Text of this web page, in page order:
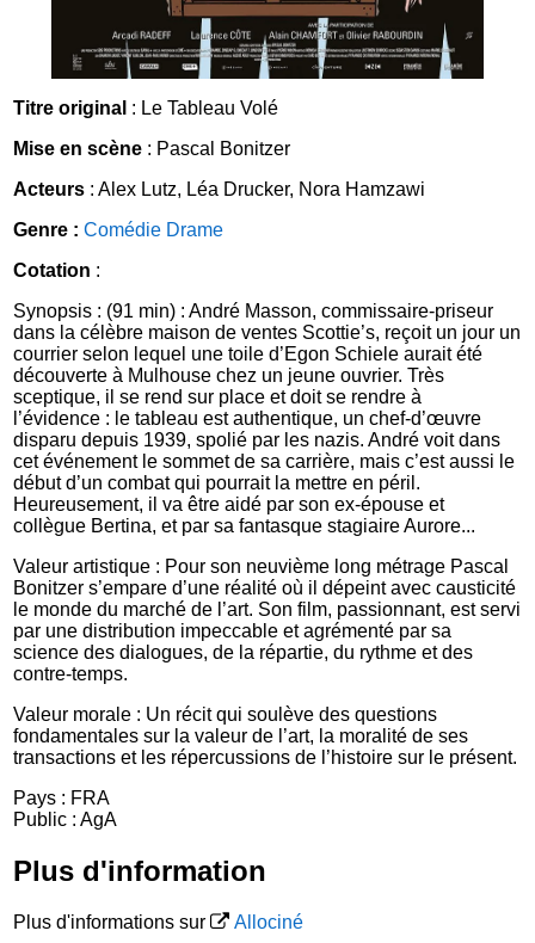
Titre original : Le Tableau Volé
Mise en scène : Pascal Bonitzer
Acteurs : Alex Lutz, Léa Drucker, Nora Hamzawi
Genre : Comédie Drame
Cotation :
Synopsis : (91 min) : André Masson, commissaire-priseur
dans la célèbre maison de ventes Scottie’s, reçoit un jour un
courrier selon lequel une toile d’Egon Schiele aurait été
découverte à Mulhouse chez un jeune ouvrier. Très
sceptique, il se rend sur place et doit se rendre à
l’évidence : le tableau est authentique, un chef-d’œuvre
disparu depuis 1939, spolié par les nazis. André voit dans
cet événement le sommet de sa carrière, mais c’est aussi le
début d’un combat qui pourrait la mettre en péril.
Heureusement, il va être aidé par son ex-épouse et
collègue Bertina, et par sa fantasque stagiaire Aurore...
Valeur artistique : Pour son neuvième long métrage Pascal
Bonitzer s’empare d’une réalité où il dépeint avec causticité
le monde du marché de l’art. Son film, passionnant, est servi
par une distribution impeccable et agrémenté par sa
science des dialogues, de la répartie, du rythme et des
contre-temps.
Valeur morale : Un récit qui soulève des questions
fondamentales sur la valeur de l’art, la moralité de ses
transactions et les répercussions de l’histoire sur le présent.
Pays : FRA
Public : AgA
Plus d'information
Plus d'informations sur
Allociné